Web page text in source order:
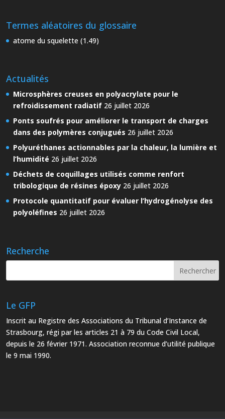
Termes aléatoires du glossaire
atome du squelette (1.49)
Actualités
Microsphères creuses en polyacrylate pour le
refroidissement radiatif 26 juillet 2026
Ponts soufrés pour améliorer le transport de charges
dans des polymères conjugués 26 juillet 2026
Polyuréthanes actionnables par la chaleur, la lumière et
l’humidité 26 juillet 2026
Déchets de coquillages utilisés comme renfort
tribologique de résines époxy 26 juillet 2026
Protocole quantitatif pour évaluer l’hydrogénolyse des
polyoléfines 26 juillet 2026
Recherche
Le GFP
Inscrit au Registre des Associations du Tribunal d’Instance de
Strasbourg, régi par les articles 21 à 79 du Code Civil Local,
depuis le 26 février 1971. Association reconnue d’utilité publique
le 9 mai 1990.